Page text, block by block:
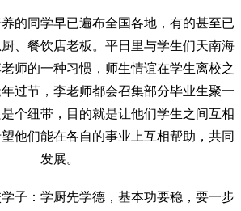
的同学早已遍布全国各地，有的甚至已
、餐饮店老板。平日里与学生们天南海
师的一种习惯，师生情谊在学生离校之
过节，李老师都会召集部分毕业生聚一
个纽带，目的就是让他们学生之间互相
他们能在各自的事业上互相帮助，共同
发展。
子：学厨先学德，基本功要稳，要一步